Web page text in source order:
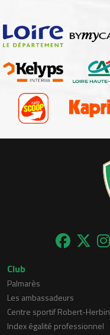
Club
Palmarès
Les ambassadeurs
Centre sportif Robert-Herbin
Index égalité professionnel